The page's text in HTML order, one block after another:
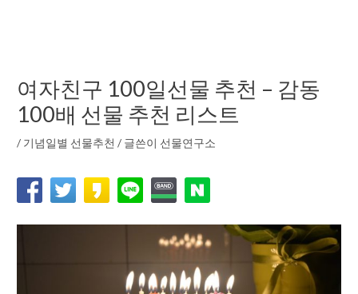
여자친구 100일선물 추천 – 감동
100배 선물 추천 리스트
/ 기념일별 선물추천 / 글쓴이 선물연구소